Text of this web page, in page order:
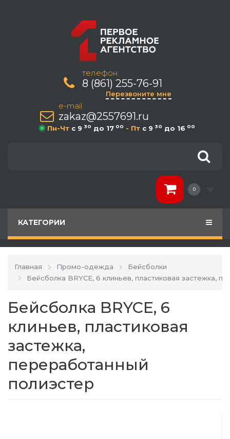
телефон:
8 (861) 255-76-91
Перезвоните мне
e-mail
zakaz@2557691.ru
Пн-Чт c 9 30 до 17 00 - Пт c 9 30 до 16 00
0
КАТЕГОРИИ
Главная Промо-одежда
Бейсболки
Бейсболка BRYCE, 6 клиньев, пластиковая застежка,
Бейсболка BRYCE, 6
клиньев, пластиковая
застежка,
переработанный
полиэстер